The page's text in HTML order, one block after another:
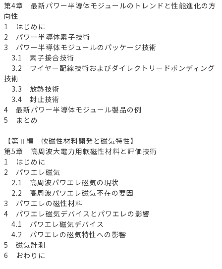
第4章 最新パワー半導体モジュールのトレンドと性能進化の方
向性
1 はじめに
2 パワー半導体素子技術
3 パワー半導体モジュールのパッケージ技術
3.1 素子接合技術
3.2 ワイヤー配線技術およびダイレクトリードボンディング
技術
3.3 放熱技術
3.4 封止技術
4 最新パワー半導体モジュール製品の例
5 まとめ
【第Ⅱ編 軟磁性材料開発と磁気特性】
第5章 高周波大電力用軟磁性材料と評価技術
1 はじめに
2 パワエレ磁気
2.1 高周波パワエレ磁気の現状
2.2 高周波パワエレ磁気不在の要因
3 パワエレの磁性材料
4 パワエレ磁気デバイスとパワエレの影響
4.1 パワエレ磁気デバイス
4.2 パワエレの磁気特性への影響
5 磁気計測
6 おわりに